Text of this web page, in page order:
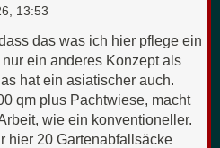
13:53
das was ich hier pflege ein
ein anderes Konzept als
hat ein asiatischer auch.
qm plus Pachtwiese, macht
wie ein konventioneller.
hier 20 Gartenabfallsäcke